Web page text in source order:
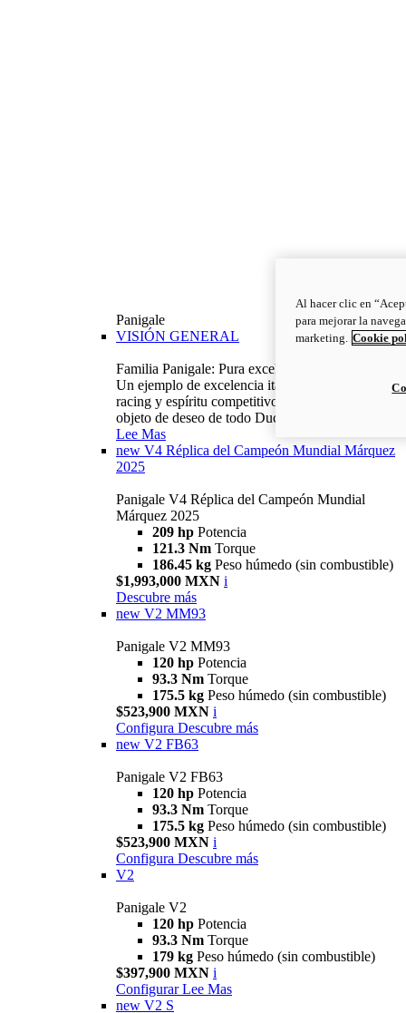
Panigale
VISIÓN GENERAL
Familia Panigale: Pura excelencia italiana.
Un ejemplo de excelencia italiana, con ADN
racing y espíritu competitivo: la Panigale es el
objeto de deseo de todo Ducatista.
Lee Mas
new V4 Réplica del Campeón Mundial Márquez
2025
Panigale V4 Réplica del Campeón Mundial
Márquez 2025
209 hp Potencia
121.3 Nm Torque
186.45 kg Peso húmedo (sin combustible)
$1,993,000 MXN i
Descubre más
new V2 MM93
Panigale V2 MM93
120 hp Potencia
93.3 Nm Torque
175.5 kg Peso húmedo (sin combustible)
$523,900 MXN i
Configura Descubre más
new V2 FB63
Panigale V2 FB63
120 hp Potencia
93.3 Nm Torque
175.5 kg Peso húmedo (sin combustible)
$523,900 MXN i
Configura Descubre más
V2
Panigale V2
120 hp Potencia
93.3 Nm Torque
179 kg Peso húmedo (sin combustible)
$397,900 MXN i
Configurar Lee Mas
new V2 S
Al hacer clic en
para mejorar la
marketing. Cookie